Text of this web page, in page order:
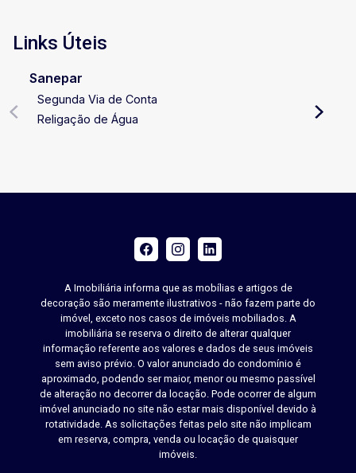
Links Úteis
Sanepar
Segunda Via de Conta
Religação de Água
A Imobiliária informa que as mobílias e artigos de
decoração são meramente ilustrativos - não fazem parte do
imóvel, exceto nos casos de imóveis mobiliados. A
imobiliária se reserva o direito de alterar qualquer
informação referente aos valores e dados de seus imóveis
sem aviso prévio. O valor anunciado do condomínio é
aproximado, podendo ser maior, menor ou mesmo passível
de alteração no decorrer da locação. Pode ocorrer de algum
imóvel anunciado no site não estar mais disponível devido à
rotatividade. As solicitações feitas pelo site não implicam
em reserva, compra, venda ou locação de quaisquer
imóveis.